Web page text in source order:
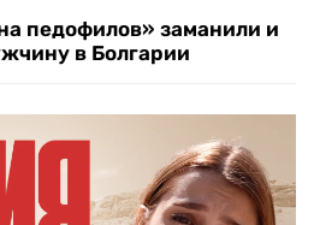
педофилов» заманили и
в Болгарии